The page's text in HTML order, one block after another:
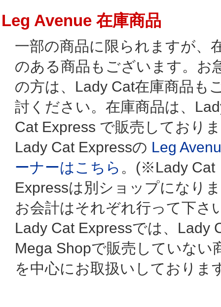
Leg Avenue 在庫商品
一部の商品に限られますが、
のある商品もございます。お
の方は、Lady Cat在庫商品も
討ください。在庫商品は、
Cat Express で販売しており
Lady Cat Expressの Leg
ーナーはこちら 。(※Lady Cat
Expressは別ショップになり
お会計はそれぞれ行って下さ
Lady Cat Expressでは、Lady
Mega Shopで販売していない
を中心にお取扱いしておりま